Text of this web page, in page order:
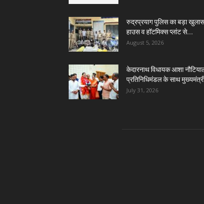
रुद्रप्रयाग पुलिस का बड़ा
हाउस व हॉटमिक्स प्लांट से...
August 5, 2026
केदारनाथ विधायक आशा
प्रतिनिधिमंडल के साथ
July 31, 2026